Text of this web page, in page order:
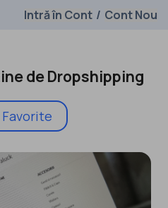
Intră în Cont / Cont Nou
de Dropshipping
Favorite